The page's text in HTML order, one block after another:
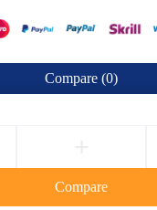
Compare (0)
Compare